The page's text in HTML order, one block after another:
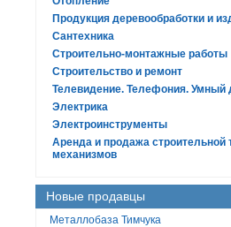
Продукция деревообработки и
Сантехника
Строительно-монтажные работы
Строительство и ремонт
Телевидение. Телефония. Умный
Электрика
Электроинструменты
Аренда и продажа строительной
механизмов
Новые продавцы
Металлобаза Тимчука